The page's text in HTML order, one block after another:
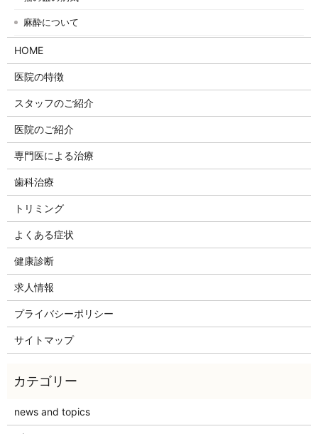
麻酔について
HOME
医院の特徴
スタッフのご紹介
医院のご紹介
専門医による治療
歯科治療
トリミング
よくある症状
健康診断
求人情報
プライバシーポリシー
サイトマップ
news and topics